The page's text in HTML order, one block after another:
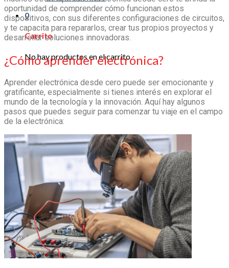
0
Carrito
No hay productos en el carrito.
oportunidad de comprender cómo funcionan estos
dispositivos, con sus diferentes configuraciones de circuitos,
y te capacita para repararlos, crear tus propios proyectos y
desarrollar soluciones innovadoras.
¿Cómo aprender electrónica?
Aprender electrónica desde cero puede ser emocionante y
gratificante, especialmente si tienes interés en explorar el
mundo de la tecnología y la innovación. Aquí hay algunos
pasos que puedes seguir para comenzar tu viaje en el campo
de la electrónica: